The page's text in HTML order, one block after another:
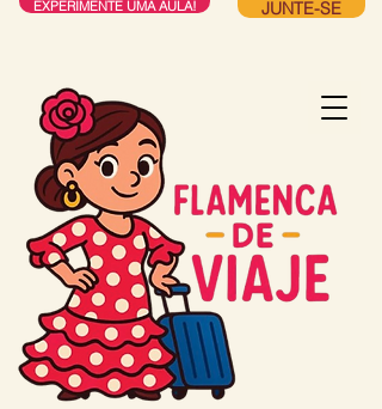
EXPERIMENTE UMA AULA! JUNTE-SE